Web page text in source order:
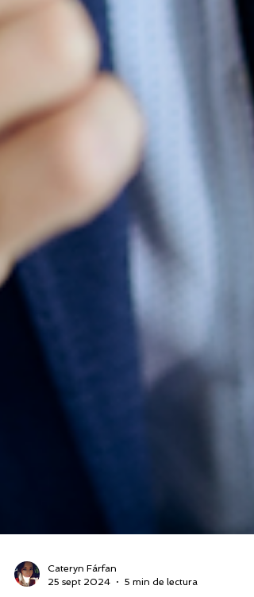
Cateryn Fárfan